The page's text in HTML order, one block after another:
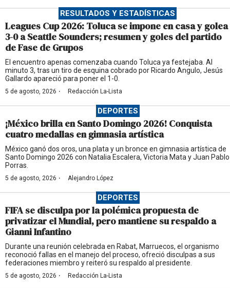
RESULTADOS Y ESTADÍSTICAS
Leagues Cup 2026: Toluca se impone en casa y golea
3-0 a Seattle Sounders; resumen y goles del partido
de Fase de Grupos
El encuentro apenas comenzaba cuando Toluca ya festejaba. Al
minuto 3, tras un tiro de esquina cobrado por Ricardo Angulo, Jesús
Gallardo apareció para poner el 1-0.
5 de agosto, 2026 · Redacción La-Lista
DEPORTES
¡México brilla en Santo Domingo 2026! Conquista
cuatro medallas en gimnasia artística
México ganó dos oros, una plata y un bronce en gimnasia artística de
Santo Domingo 2026 con Natalia Escalera, Victoria Mata y Juan Pablo
Porras.
5 de agosto, 2026 · Alejandro López
DEPORTES
FIFA se disculpa por la polémica propuesta de
privatizar el Mundial, pero mantiene su respaldo a
Gianni Infantino
Durante una reunión celebrada en Rabat, Marruecos, el organismo
reconoció fallas en el manejo del proceso, ofreció disculpas a sus
federaciones miembro y reiteró su respaldo al presidente.
5 de agosto, 2026 · Redacción La-Lista